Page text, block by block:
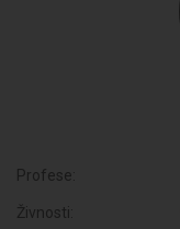
Profese:
Živnosti: